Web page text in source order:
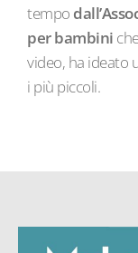
tempo
per bambini
video, ha ideato
i più piccoli.